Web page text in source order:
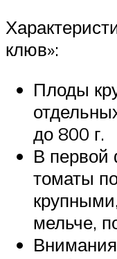
клюв»:
Плоды
до 800 г.
В первой
томаты
мельче,